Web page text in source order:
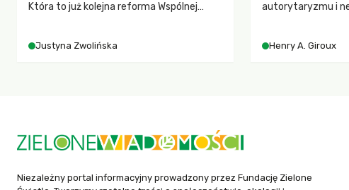
Która to już kolejna reforma Wspólnej
społeczne?
Justyna Zwolińska
autorytaryzmu i
społeczeństwo.
Henry A. Giroux
Niezależny portal informacyjny prowadzony przez Fundację Zielone